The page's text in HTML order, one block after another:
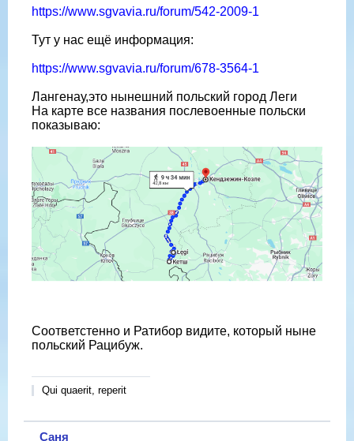
https://www.sgvavia.ru/forum/542-2009-1
Тут у нас ещё информация:
https://www.sgvavia.ru/forum/678-3564-1
Лангенау,это нынешний польский город Леги
На карте все названия послевоенные польски
показываю:
Соответстенно и Ратибор видите, который ныне
польский Рацибуж.
Qui quaerit, reperit
Саня